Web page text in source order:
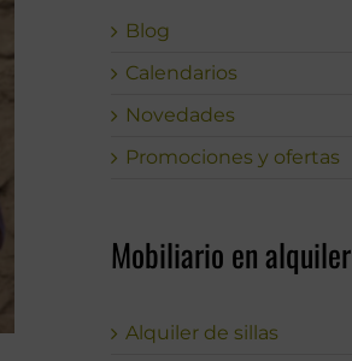
Blog
Calendarios
Novedades
Promociones y ofertas
Mobiliario en alquiler
Alquiler de sillas